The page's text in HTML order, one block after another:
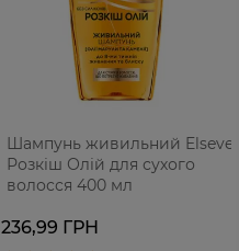
Шампунь живильний Elseve
Розкіш Олій для сухого
волосся 400 мл
236,99 ГРН